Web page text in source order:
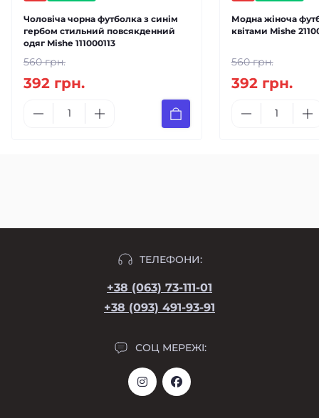
Чоловіча чорна футболка з синім
гербом стильний повсякденний
одяг Mishe 111000113
560 грн.
392 грн.
Модна жіноча
квітами Mishe
560 грн.
392 грн.
ТЕЛЕФОНИ:
+38 (063) 73-111-01
+38 (093) 491-93-91
СОЦ МЕРЕЖІ: